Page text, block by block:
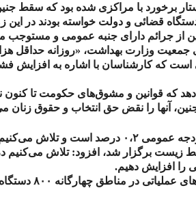
برخورد با مراکزی شده بود که سقط
قضائی و دولت خواسته بودند در این
جرائم دارای جنبه عمومی و مستوجب
وزارت بهداشت، «روزانه حداقل
است که کارشناسان با اشاره به
که قوانین و مشوق‌های حکومت تا کنون
آنها را نقض حق انتخاب و حقوق زنان
عمومی ۰،۲ درصد است و تلاش می‌کنیم
برگزار شد، افزود: تلاش
را افزایش دهیم.
عملیاتی در مناطق چهارگانه ۸۰۰